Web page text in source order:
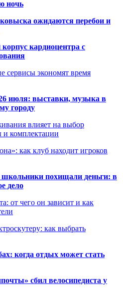
ночь
ожидаются перебои и
кардиоцентра с
сервисы экономят время
июля: выставки, музыка в
городу
влияет на выбор
и комплектации
как клуб находит игроков
похищали деньги: в
дело
от чего он зависит и как
как выбрать
когда отдых может стать
сбил велосипедиста у